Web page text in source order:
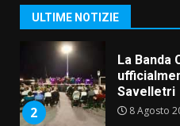
ULTIME NOTIZIE
1
2
La Banda
Savelletri
8 Agosto